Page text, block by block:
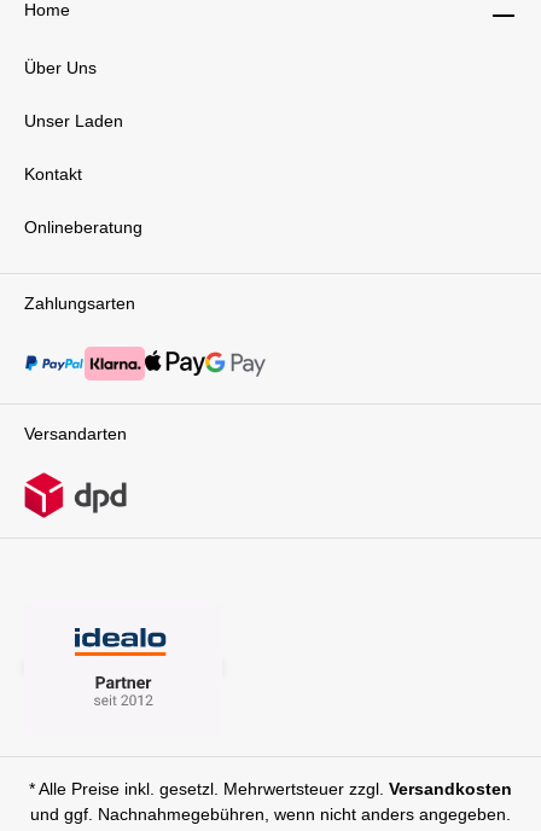
Zahlungsarten
Versandarten
Home
Über Uns
Unser Laden
Kontakt
Onlineberatung
* Alle Preise inkl. gesetzl. Mehrwertsteuer zzgl. Versandkosten
und ggf. Nachnahmegebühren, wenn nicht anders angegeben.